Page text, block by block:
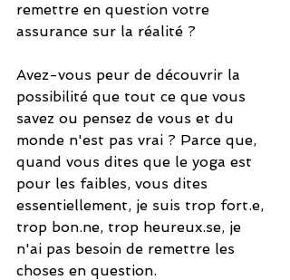
remettre en question votre
assurance sur la réalité ?
Avez-vous peur de découvrir la
possibilité que tout ce que vous
savez ou pensez de vous et du
monde n'est pas vrai ? Parce que,
quand vous dites que le yoga est
pour les faibles, vous dites
essentiellement, je suis trop fort.e,
trop bon.ne, trop heureux.se, je
n'ai pas besoin de remettre les
choses en question.